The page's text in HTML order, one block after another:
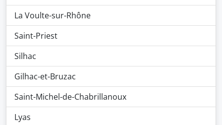
La Voulte-sur-Rhône
Saint-Priest
Silhac
Gilhac-et-Bruzac
Saint-Michel-de-Chabrillanoux
Lyas